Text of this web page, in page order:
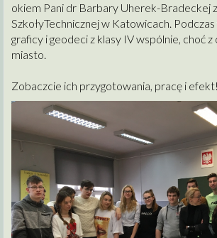
okiem Pani dr Barbary Uherek-Bradeckej
SzkołyTechnicznej w Katowicach.
graficy i geodeci z klasy IV wspólnie, choć
miasto.
Zobaczcie ich przygotowania, pracę i efekt!